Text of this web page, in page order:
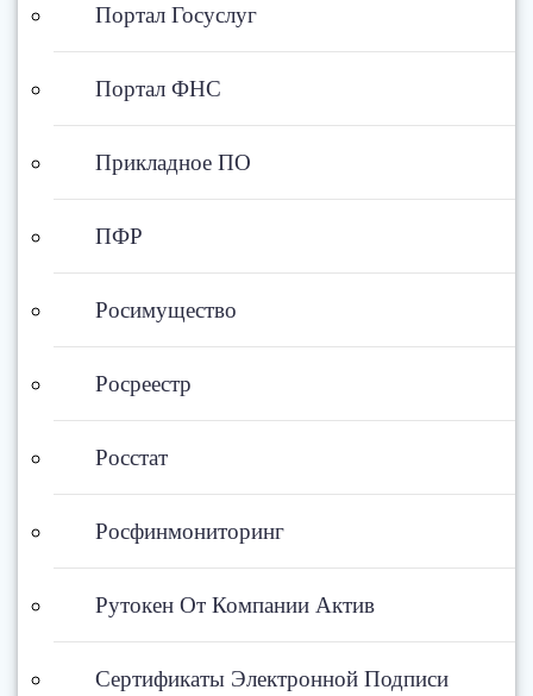
Портал Госуслуг
Портал ФНС
Прикладное ПО
ПФР
Росимущество
Росреестр
Росстат
Росфинмониторинг
Рутокен От Компании Актив
Сертификаты Электронной Подписи